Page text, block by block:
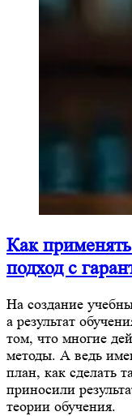
Как
подход с
На создание
а результат
том, что многие
методы. А ведь
план, как сделать
приносили
теории обучения.